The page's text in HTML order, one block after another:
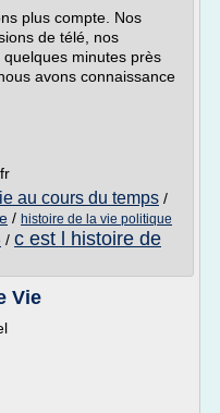
plus compte. Nos
de télé, nos
minutes près
avons connaissance
au cours du temps /
/ histoire de la vie politique
/ c est l histoire de
Vie